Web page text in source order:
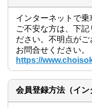
インターネットで
ご不安な方は、下記
ださい。不明点が
お問合せください。
https://
会員登録方法（イン